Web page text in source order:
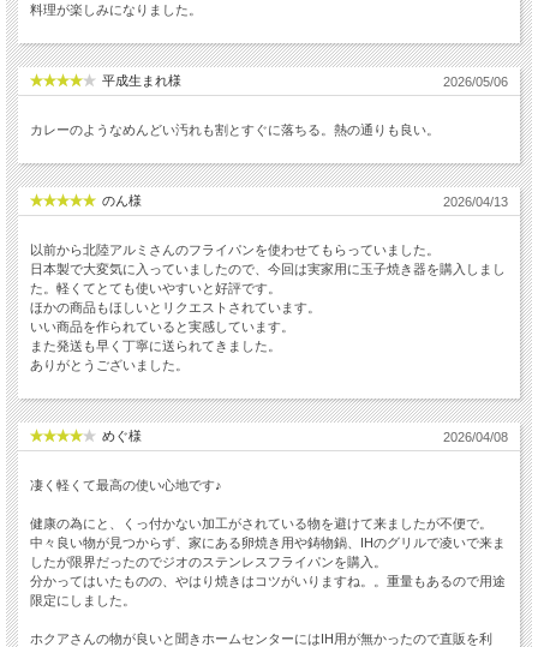
料理が楽しみになりました。
平成生まれ様 2026/05/06
カレーのようなめんどい汚れも割とすぐに落ちる。熱の通りも良い。
のん様 2026/04/13
以前から北陸アルミさんのフライパンを使わせてもらっていました。
日本製で大変気に入っていましたので、今回は実家用に玉子焼き器を購入しまし
た。軽くてとても使いやすいと好評です。
ほかの商品もほしいとリクエストされています。
いい商品を作られていると実感しています。
また発送も早く丁寧に送られてきました。
ありがとうございました。
めぐ様 2026/04/08
凄く軽くて最高の使い心地です♪
健康の為にと、くっ付かない加工がされている物を避けて来ましたが不便で。
中々良い物が見つからず、家にある卵焼き用や鋳物鍋、IHのグリルで凌いで来ま
したが限界だったのでジオのステンレスフライパンを購入。
分かってはいたものの、やはり焼きはコツがいりますね。。重量もあるので用途
限定にしました。
ホクアさんの物が良いと聞きホームセンターにはIH用が無かったので直販を利